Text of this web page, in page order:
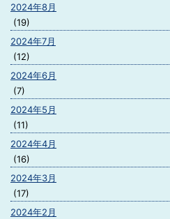
2024年8月
(19)
2024年7月
(12)
2024年6月
(7)
2024年5月
(11)
2024年4月
(16)
2024年3月
(17)
2024年2月